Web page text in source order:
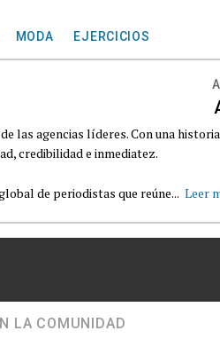
MODA EJERCICIOS
las agencias líderes. Con una
credibilidad e inmediatez.
de periodistas que reúne... Leer
LA COMUNIDAD